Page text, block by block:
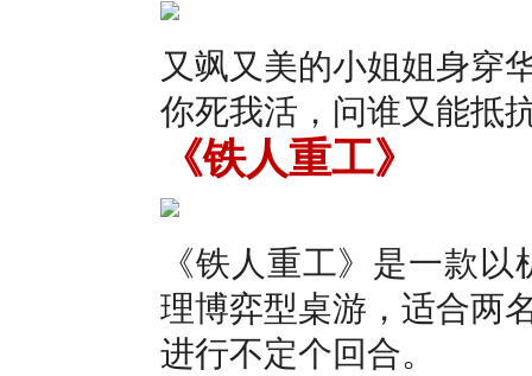
又飒又美的小姐姐身穿
你死我活，问谁又能抵
《铁人重工》
《铁人重工》是一款
理博弈型桌游，适合两
进行不定个回合。